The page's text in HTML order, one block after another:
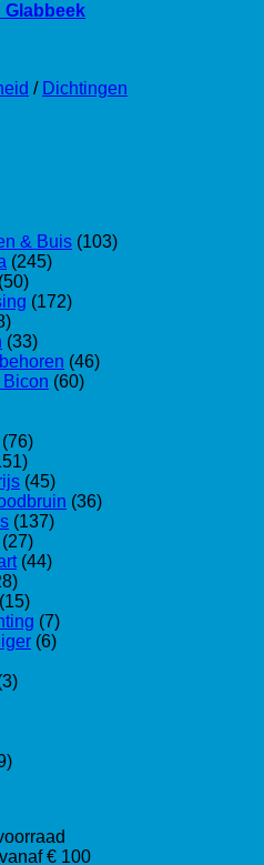
Glabbeek
/ Dichtingen
& Buis (103)
(245)
(50)
(172)
(33)
(46)
(60)
(76)
(45)
(36)
(137)
(27)
(44)
(15)
(7)
(6)
vanaf € 100